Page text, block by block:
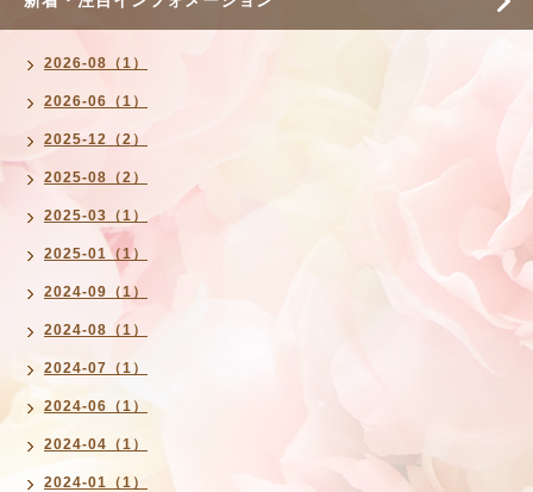
2026-08（1）
2026-06（1）
2025-12（2）
2025-08（2）
2025-03（1）
2025-01（1）
2024-09（1）
2024-08（1）
2024-07（1）
2024-06（1）
2024-04（1）
2024-01（1）